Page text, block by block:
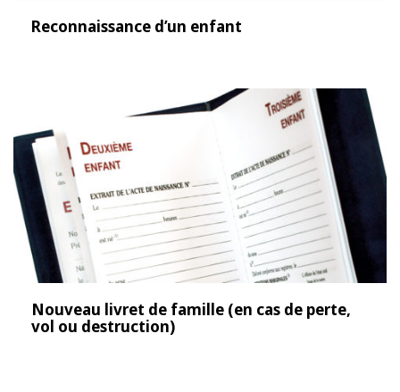
Reconnaissance d’un enfant
Nouveau livret de famille (en cas de perte,
vol ou destruction)